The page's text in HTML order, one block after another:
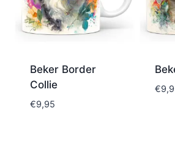
Beker Border
Collie
€9,95
€